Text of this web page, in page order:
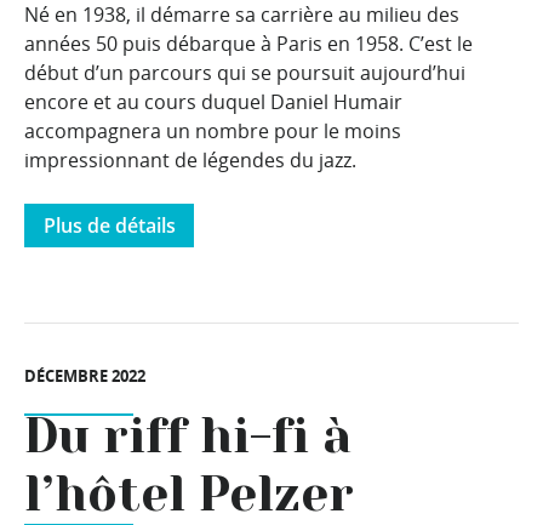
Né en 1938, il démarre sa carrière au milieu des
années 50 puis débarque à Paris en 1958. C’est le
début d’un parcours qui se poursuit aujourd’hui
encore et au cours duquel Daniel Humair
accompagnera un nombre pour le moins
impressionnant de légendes du jazz.
Plus de détails
DÉCEMBRE 2022
Du riff hi-fi à
l’hôtel Pelzer